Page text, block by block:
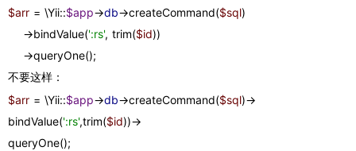
$arr = \Yii::$app->db->createCommand($sql)
    ->bindValue(
':rs', trim($id))
    ->queryOne();
不要这样：
$arr = \Yii::$app->db->createCommand($sql)->
bindValue(':rs',trim($id))->
queryOne();